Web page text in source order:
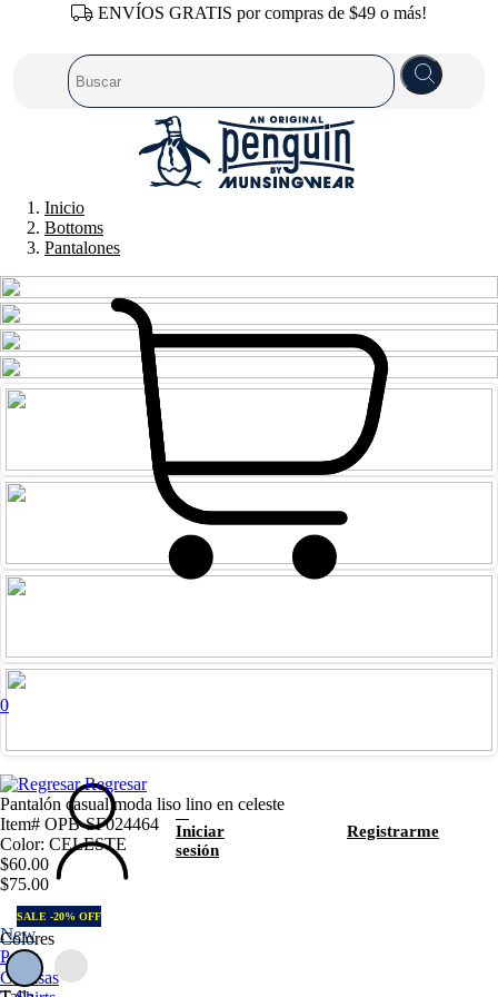
ENVÍOS GRATIS por compras de $49 o más!
0
Iniciar
sesión
Registrarme
New
Polos
Camisas
Inicio
Bottoms
Pantalones
Regresar
Pantalón casual moda liso lino en celeste
Item# OPB-SF024464
Color: CELESTE
$60.00
$75.00
SALE -20% OFF
Colores